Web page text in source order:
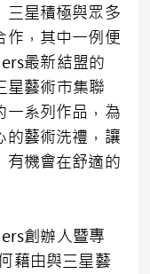
三星積極與眾多
作，其中一例便
最新結盟的
藝術市集聯
一系列作品，為
的藝術洗禮，讓
有機會在舒適的
創辦人暨專
藉由與三星藝